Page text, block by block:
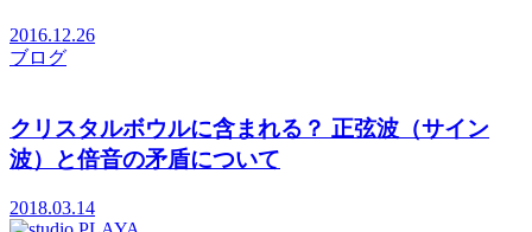
2016.12.26
ブログ
クリスタルボウルに含まれる？ 正弦波（サイン
波）と倍音の矛盾について
2018.03.14